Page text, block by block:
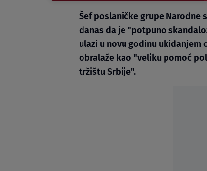
Šef poslaničke grupe Narodne
danas da je "potpuno
ulazi u novu godinu ukidanjem
obralaže kao "veliku pomoć
tržištu Srbije".